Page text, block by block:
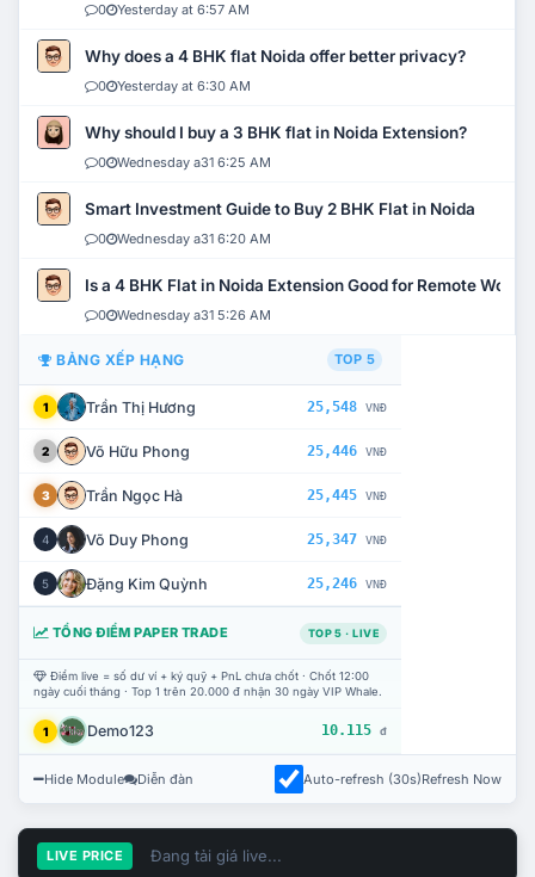
0 Yesterday at 6:57 AM
Why does a 4 BHK flat Noida offer better privacy?
0 Yesterday at 6:30 AM
Why should I buy a 3 BHK flat in Noida Extension?
0 Wednesday a31 6:25 AM
Smart Investment Guide to Buy 2 BHK Flat in Noida
0 Wednesday a31 6:20 AM
Is a 4 BHK Flat in Noida Extension Good for Remote Work?
0 Wednesday a31 5:26 AM
BẢNG XẾP HẠNG TOP 5
1 Trần Thị Hương 25,548 VNĐ
2 Võ Hữu Phong 25,446 VNĐ
3 Trần Ngọc Hà 25,445 VNĐ
4 Võ Duy Phong 25,347 VNĐ
5 Đặng Kim Quỳnh 25,246 VNĐ
TỔNG ĐIỂM PAPER TRADE TOP 5 · LIVE
Điểm live = số dư ví + ký quỹ + PnL chưa chốt · Chốt 12:00
ngày cuối tháng · Top 1 trên 20.000 đ nhận 30 ngày VIP Whale.
1 Demo123 10.115 đ
Hide Module Diễn đàn Auto-refresh (30s)Refresh Now
LIVE PRICE Đang tải giá live...